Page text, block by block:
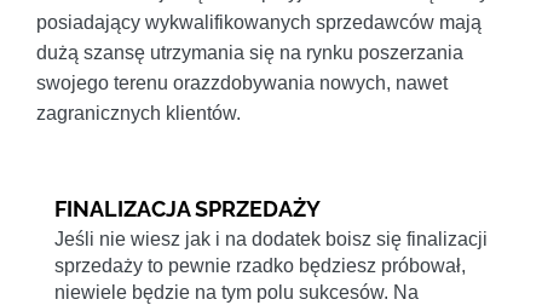
posiadający wykwalifikowanych sprzedawców mają
dużą szansę utrzymania się na rynku poszerzania
swojego terenu orazzdobywania nowych, nawet
zagranicznych klientów.
FINALIZACJA SPRZEDAŻY
Jeśli nie wiesz jak i na dodatek boisz się finalizacji
sprzedaży to pewnie rzadko będziesz próbował,
niewiele będzie na tym polu sukcesów. Na